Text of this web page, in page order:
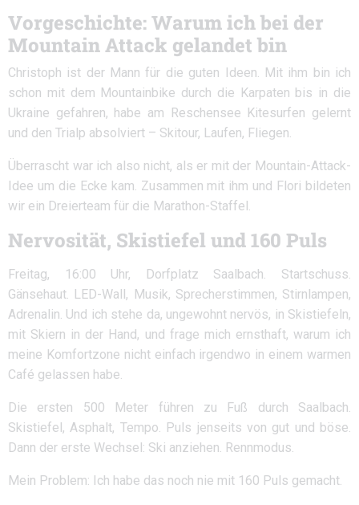
Vorgeschichte: Warum ich bei der
Mountain Attack gelandet bin
Christoph ist der Mann für die guten Ideen. Mit ihm bin ich
schon mit dem Mountainbike durch die Karpaten bis in die
Ukraine gefahren, habe am Reschensee Kitesurfen gelernt
und den Trialp absolviert – Skitour, Laufen, Fliegen.
Überrascht war ich also nicht, als er mit der Mountain-Attack-
Idee um die Ecke kam. Zusammen mit ihm und Flori bildeten
wir ein Dreierteam für die Marathon-Staffel.
Nervosität, Skistiefel und 160 Puls
Freitag, 16:00 Uhr, Dorfplatz Saalbach. Startschuss.
Gänsehaut. LED-Wall, Musik, Sprecherstimmen, Stirnlampen,
Adrenalin. Und ich stehe da, ungewohnt nervös, in Skistiefeln,
mit Skiern in der Hand, und frage mich ernsthaft, warum ich
meine Komfortzone nicht einfach irgendwo in einem warmen
Café gelassen habe.
Die ersten 500 Meter führen zu Fuß durch Saalbach.
Skistiefel, Asphalt, Tempo. Puls jenseits von gut und böse.
Dann der erste Wechsel: Ski anziehen. Rennmodus.
Mein Problem: Ich habe das noch nie mit 160 Puls gemacht.